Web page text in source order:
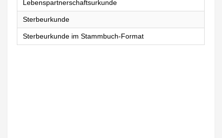
Lebenspartnerschaftsurkunde
Sterbeurkunde
Sterbeurkunde im Stammbuch-Format